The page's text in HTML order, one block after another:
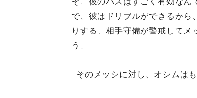
で、彼はドリブルができるから
りする。相手守備が警戒してメ
う」
そのメッシに対し、オシムは